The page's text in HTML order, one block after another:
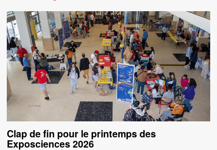
Clap de fin pour le printemps des
Exposciences 2026